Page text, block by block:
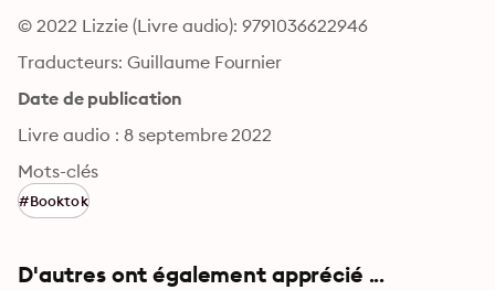
© 2022 Lizzie (Livre audio): 9791036622946
Traducteurs: Guillaume Fournier
Date de publication
Livre audio : 8 septembre 2022
Mots-clés
#Booktok
D'autres ont également apprécié ...